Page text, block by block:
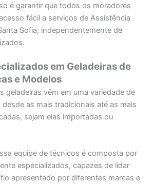
é garantir que todos os moradores
fácil a serviços de Assistência
Sofia, independentemente de
em Geladeiras de
e Modelos
geladeiras vêm em uma variedade de
as mais tradicionais até as mais
sejam elas importadas ou
equipe de técnicos é composta por
especializados, capazes de lidar
apresentado por diferentes marcas e